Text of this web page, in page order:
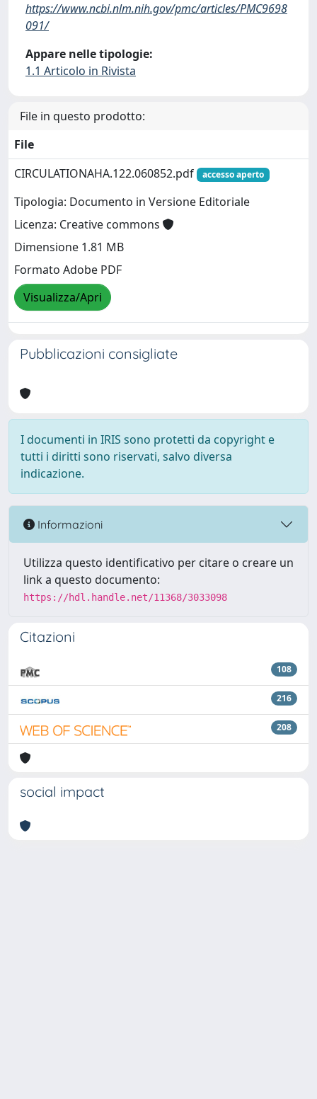
https://www.ncbi.nlm.nih.gov/pmc/articles/PMC9698
091/
Appare nelle tipologie:
1.1 Articolo in Rivista
File in questo prodotto:
File
CIRCULATIONAHA.122.060852.pdf
accesso aperto
Tipologia: Documento in Versione Editoriale
Licenza: Creative commons
Dimensione 1.81 MB
Formato Adobe PDF
Visualizza/Apri
Pubblicazioni consigliate
I documenti in IRIS sono protetti da copyright e
tutti i diritti sono riservati, salvo diversa
indicazione.
Informazioni
Utilizza questo identificativo per citare o creare un
link a questo documento:
https://hdl.handle.net/11368/3033098
Citazioni
108
216
208
social impact